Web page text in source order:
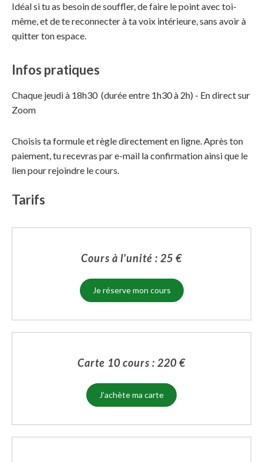
Idéal si tu as besoin de souffler, de faire le point avec toi-
même, et de te reconnecter à ta voix intérieure, sans avoir à
quitter ton espace.
Infos pratiques
Chaque jeudi à 18h30 (durée entre 1h30 à 2h) - En direct sur
Zoom
Choisis ta formule et règle directement en ligne. Après ton
paiement, tu recevras par e-mail la confirmation ainsi que le
lien pour rejoindre le cours.
Tarifs
Cours à l'unité : 25 €
Je réserve mon cours
Carte 10 cours : 220 €
J’achète ma carte